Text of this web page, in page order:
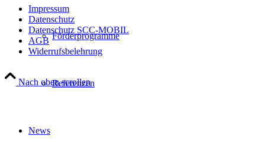
Förderprogramme
Referenzen
News
Impressum
Datenschutz
Datenschutz SCC-MOBIL
AGB
Widerrufsbelehrung
Nach oben scrollen